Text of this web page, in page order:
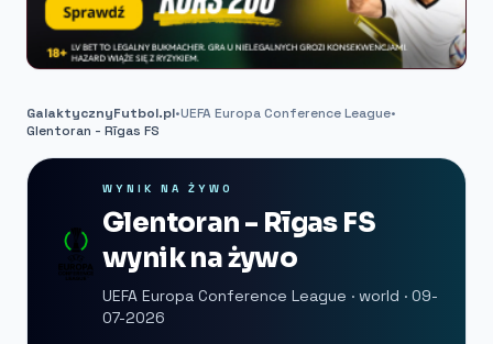
GalaktycznyFutbol.pl•UEFA Europa Conference League•
Glentoran - Rīgas FS
WYNIK NA ŻYWO
Glentoran - Rīgas FS
wynik na żywo
UEFA Europa Conference League · world · 09-
07-2026